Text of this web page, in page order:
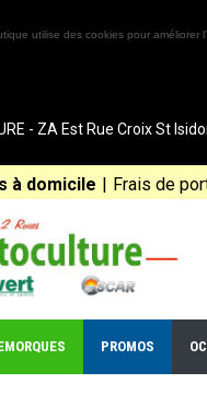
utilise des cookies pour
- ZA Est Rue Croix St
à domicile | Frais de
PROMOS